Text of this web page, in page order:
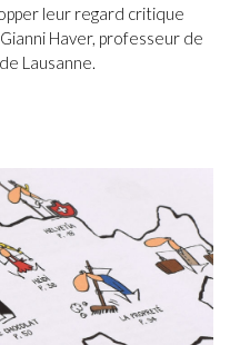
leur regard critique
Haver, professeur de
Lausanne.